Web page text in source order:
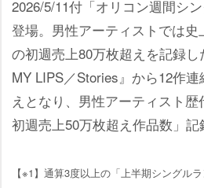
2026/5/11付「オリコン週間シ
登場。男性アーティストでは史
の初週売上80万枚超えを記録し
MY LIPS／Stories』から12作
えとなり、男性アーティスト
初週売上50万枚超え作品数」記
【※1】通算3度以上の「上半期シングル